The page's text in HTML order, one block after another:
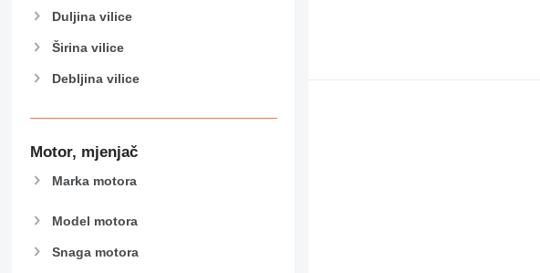
Duljina vilice
Širina vilice
Debljina vilice
Motor, mjenjač
Marka motora
Model motora
Snaga motora